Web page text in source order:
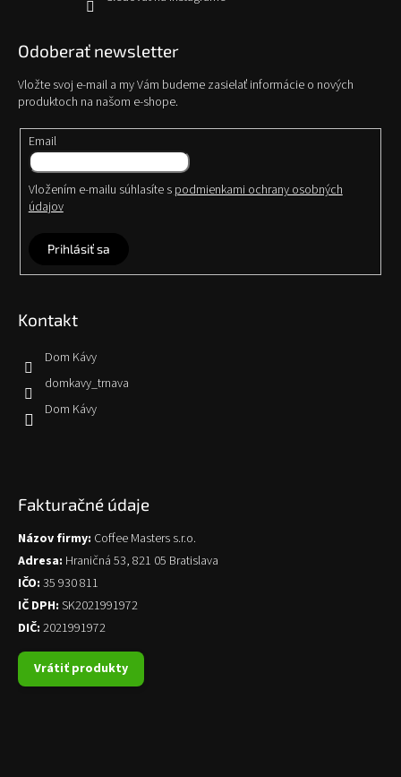
Odoberať newsletter
Vložte svoj e-mail a my Vám budeme zasielať informácie o nových
produktoch na našom e-shope.
Email
Vložením e-mailu súhlasíte s podmienkami ochrany osobných
údajov
Prihlásiť sa
Kontakt
Dom Kávy
domkavy_trnava
Dom Kávy
Fakturačné údaje
Názov firmy: Coffee Masters s.r.o.
Adresa: Hraničná 53, 821 05 Bratislava
IČO: 35 930 811
IČ DPH: SK2021991972
DIČ: 2021991972
Vrátiť produkty